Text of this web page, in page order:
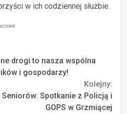
w ich codziennej służbie.
drogi to nasza wspólna
i gospodarzy!
Kolejny:
Spotkanie z Policją i
GOPS w Grzmiącej